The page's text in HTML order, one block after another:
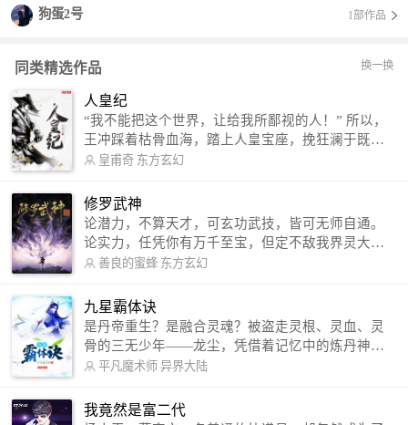
狗蛋2号 1部作品
同类精选作品 换一换
人皇纪
“我不能把这个世界，让给我所鄙视的人！” 所以，
王冲踩着枯骨血海，踏上人皇宝座，挽狂澜于既
倒，扶大厦之将倾，成就了一段无上的传说！ 微信
微博：皇甫奇（地址：http://weibo.com/u/25284575
87） QQ交流群：320238210【普通群】 574501330
【VIP订阅群】 欢迎大家关注。
皇甫奇 东方玄幻
修罗武神
论潜力，不算天才，可玄功武技，皆可无师自通。
论实力，任凭你有万千至宝，但定不敌我界灵大
军。 我是谁？天下众生视我为修罗，却不知，我以
信公众号：善良的蜜蜂后援会）
善良的蜜蜂 东方玄幻
九星霸体诀
是丹帝重生？是融合灵魂？被盗走灵根、灵血、灵
骨的三无少年——龙尘，凭借着记忆中的炼丹神
术，修行神秘功法九星霸体诀，拨开重重迷雾，解
勾搭各色美女，镇压恶鬼邪神。 江湖传闻：龙
平凡魔术师 异界大陆
我竟然是富二代